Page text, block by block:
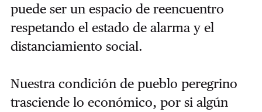
puede ser un espacio de reencuentro
respetando el estado de alarma y el
distanciamiento social.
Nuestra condición de pueblo peregrino
trasciende lo económico, por si algún